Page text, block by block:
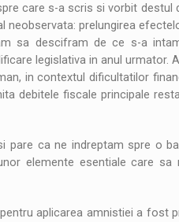
care s-a scris si vorbit
prelungirea
sa descifram de ce s-a
legislativa in anul urmator.
in contextul dificultatilor
debitele fiscale principale
ca ne indreptam spre o
elemente esentiale care
aplicarea amnistiei a fost